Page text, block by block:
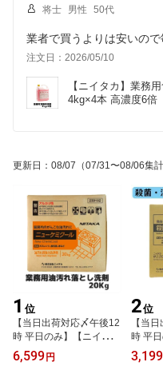
将士 男性 50代
業者で買うよりは安いの
注文日：2026/05/10
【ニイタカ】業務
4kg×4本 高濃度6倍
更新日 ： 08/07 （07/31〜08/06集計
1 位
【当日出荷対応〆午後12
時 平日のみ】【ニイタ
カ】業務用油汚れ落とし
洗剤 ニューケミクール 2
6,599円
2位
【当
時 平
カ】サ
0Kg（
3,199